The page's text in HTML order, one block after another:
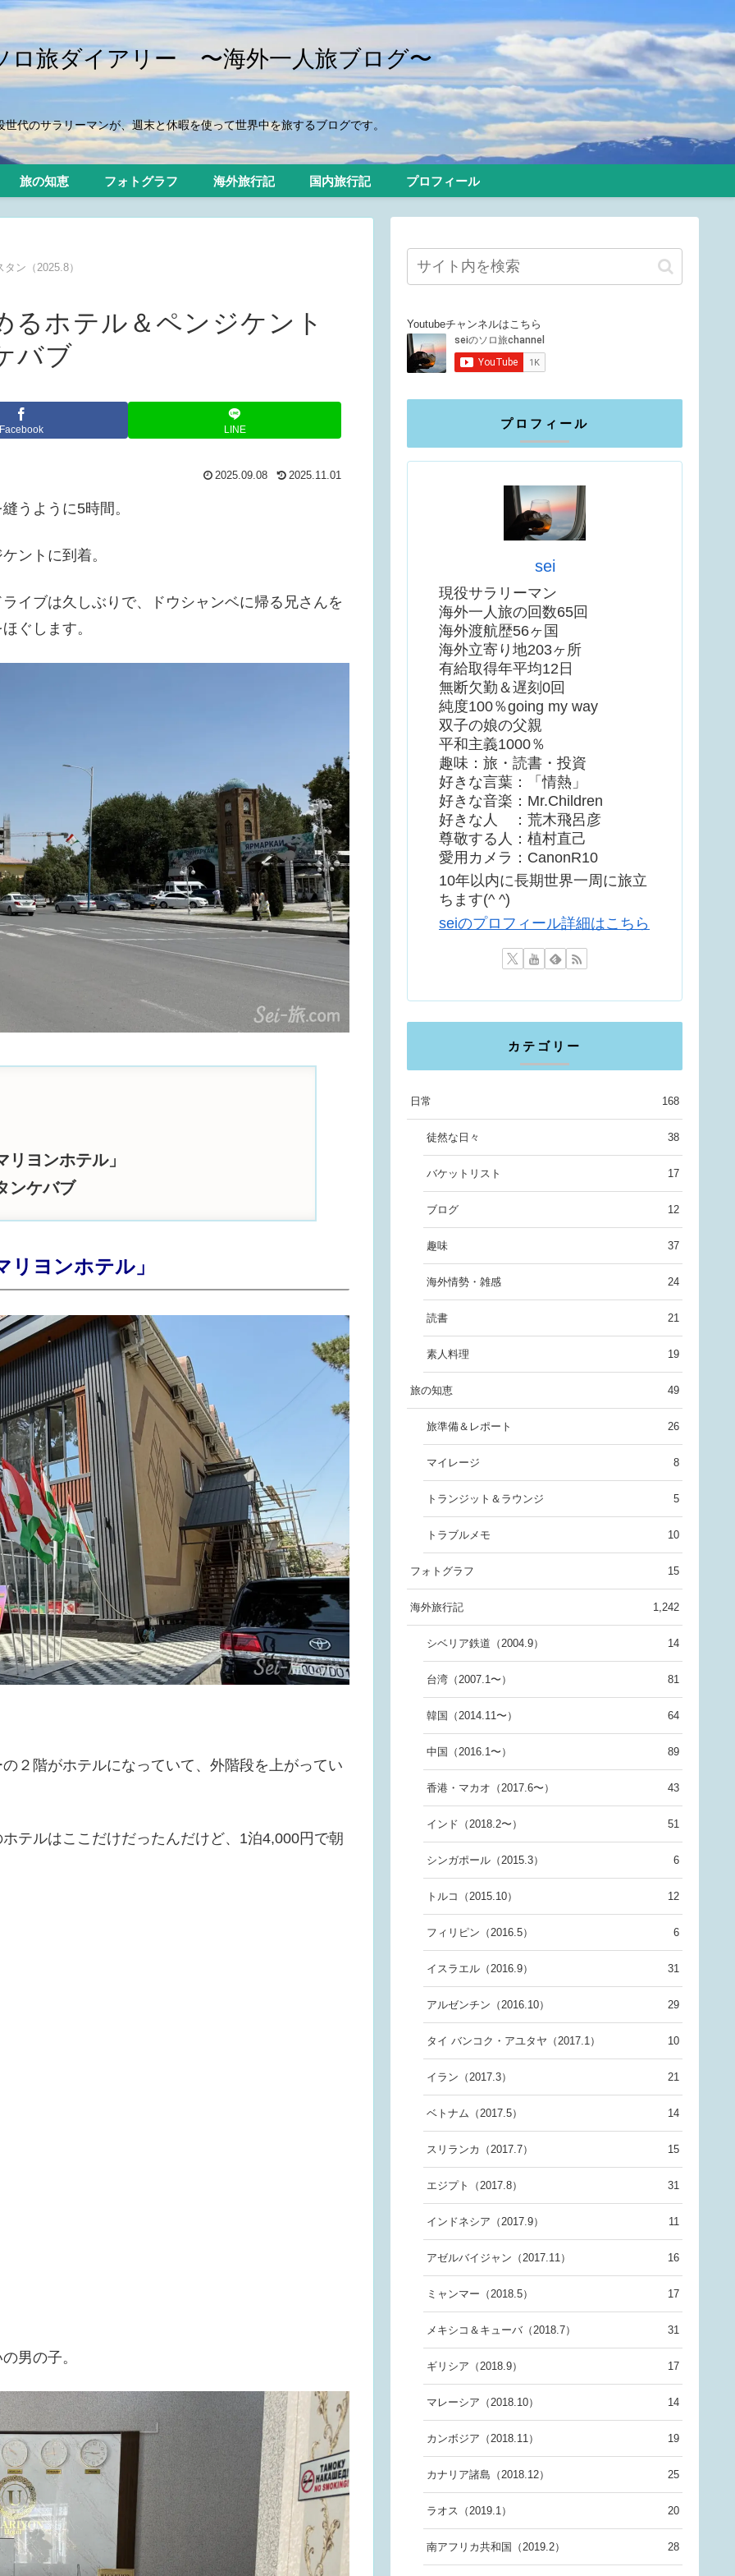
ロ旅ダイアリー 〜海外一人旅ブログ〜
世代のサラリーマンが、週末と休暇を使って世界中を旅するブログです。
旅の知恵 フォトグラフ 海外旅行記 国内旅行記 プロフィール
ン（2025.8）
るホテル＆ペンジケント
バブ
Facebook LINE
2025.09.08 2025.11.01
うように5時間。
ントに到着。
イブは久しぶりで、ドウシャンベに帰る兄さんを
ぐします。
ヨンホテル」
ンケバブ
ヨンホテル」
２階がホテルになっていて、外階段を上がってい
テルはここだけだったんだけど、1泊4,000円で朝
男の子。
Youtubeチャンネルはこちら
プロフィール
sei
現役サラリーマン
海外一人旅の回数65回
海外渡航歴56ヶ国
海外立寄り地203ヶ所
有給取得年平均12日
無断欠勤＆遅刻0回
純度100％going my way
双子の娘の父親
平和主義1000％
趣味：旅・読書・投資
好きな言葉：「情熱」
好きな音楽：Mr.Children
好きな人 ：荒木飛呂彦
尊敬する人：植村直己
愛用カメラ：CanonR10
10年以内に長期世界一周に旅立
ちます(^ ^)
seiのプロフィール詳細はこちら
カテゴリー
日常 168
徒然な日々 38
バケットリスト 17
ブログ 12
趣味 37
海外情勢・雑感 24
読書 21
素人料理 19
旅の知恵 49
旅準備＆レポート 26
マイレージ 8
トランジット＆ラウンジ 5
トラブルメモ 10
フォトグラフ 15
海外旅行記 1,242
シベリア鉄道（2004.9） 14
台湾（2007.1〜） 81
韓国（2014.11〜） 64
中国（2016.1〜） 89
香港・マカオ（2017.6〜） 43
インド（2018.2〜） 51
シンガポール（2015.3） 6
トルコ（2015.10） 12
フィリピン（2016.5） 6
イスラエル（2016.9） 31
アルゼンチン（2016.10） 29
タイ バンコク・アユタヤ（2017.1） 10
イラン（2017.3） 21
ベトナム（2017.5） 14
スリランカ（2017.7） 15
エジプト（2017.8） 31
インドネシア（2017.9） 11
アゼルバイジャン（2017.11） 16
ミャンマー（2018.5） 17
メキシコ＆キューバ（2018.7） 31
ギリシア（2018.9） 17
マレーシア（2018.10） 14
カンボジア（2018.11） 19
カナリア諸島（2018.12） 25
ラオス（2019.1） 20
南アフリカ共和国（2019.2） 28